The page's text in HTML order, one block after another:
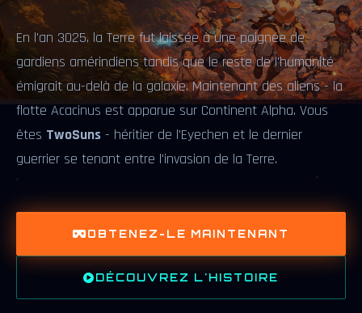
En l'an 3025, la Terre fut laissée à une poignée de
gardiens amérindiens tandis que le reste de l'humanité
émigrait au-delà de la galaxie. Maintenant des aliens - la
flotte Acacinus est apparue sur Continent Alpha. Vous
êtes TwoSuns - héritier de l'Eyechen et le dernier
guerrier se tenant entre l'invasion de la Terre.
OBTENEZ-LE MAINTENANT
DÉCOUVREZ L'HISTOIRE